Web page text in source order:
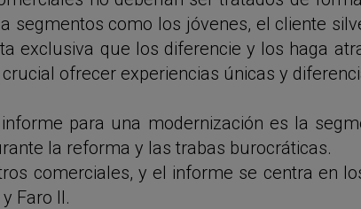
segmentos como los jóvenes, el cliente
exclusiva que los diferencie y los haga
ofrecer experiencias únicas y
para una modernización es la
la reforma y las trabas burocráticas.
comerciales, y el informe se centra en
Faro II.